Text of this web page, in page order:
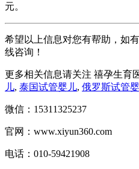
元。
希望以上信息对您有帮助，如
线咨询！
更多相关信息请关注 禧孕生育
儿, 泰国试管婴儿, 俄罗斯试管
微信：15311325237
官网：www.xiyun360.com
电话：010-59421908